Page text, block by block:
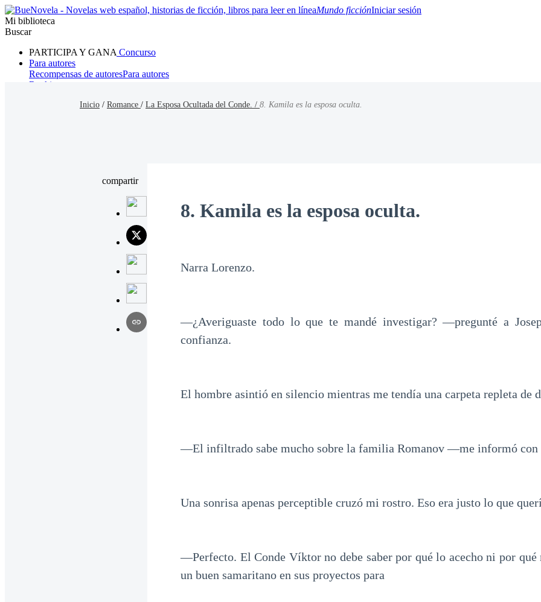
Mundo ficciónIniciar sesión
Mi biblioteca
Buscar
PARTICIPA Y GANA Concurso
Para autores
Recompensas de autoresPara autores
Ranking
Inicio / Romance / La Esposa Ocultada del Conde. / 8. Kamila es la esposa oculta.
compartir
8. Kamila es la esposa oculta.
Narra Lorenzo.
—¿Averiguaste todo lo que te mandé investigar? —pregunté a
confianza.
El hombre asintió en silencio mientras me tendía una carpeta repleta de
—El infiltrado sabe mucho sobre la familia Romanov —me informó con
Una sonrisa apenas perceptible cruzó mi rostro. Eso era justo lo que
—Perfecto. El Conde Víktor no debe saber por qué lo acecho ni por qué
un buen samaritano en sus proyectos para